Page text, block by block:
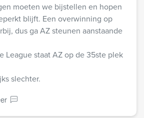
moeten we bijstellen en hopen
blijft. Een overwinning op
dus ga AZ steunen aanstaande
League staat AZ op de 35ste plek
slechter.